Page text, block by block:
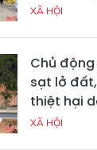
XÃ HỘI
Chủ
sạt lở
thiệt hại
XÃ HỘI